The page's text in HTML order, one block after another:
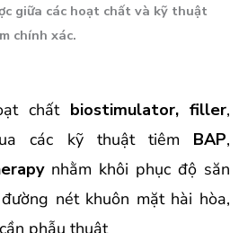
giữa các hoạt chất và kỹ thuật
chính xác.
chất biostimulator, filler,
các kỹ thuật tiêm BAP,
nhằm khôi phục độ săn
nét khuôn mặt hài hòa,
phẫu thuật